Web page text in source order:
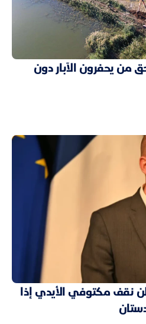
من يحفرون الآبار دون
لن نقف مكتوفي الأيدي إذا